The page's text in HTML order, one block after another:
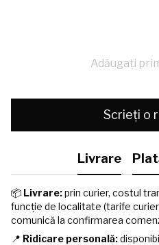
Adăugați
Scrieți o
Livrare
📦 Livrare:prin curier, costul
funcție de localitate (tarife
comunică la confirmarea
📍 Ridicare personală: